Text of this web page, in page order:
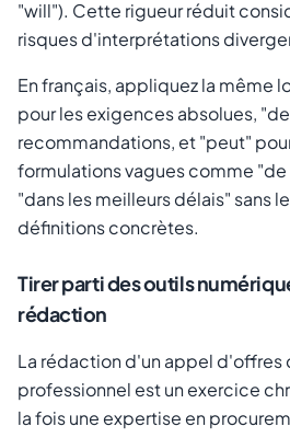
"will"). Cette rigueur réduit
risques d'interprétations
En français, appliquez la même
pour les exigences absolues,
recommandations, et "peut"
formulations vagues comme
"dans les meilleurs délais" sans
définitions concrètes.
Tirer parti des outils
rédaction
La rédaction d'un appel
professionnel est un exercice
la fois une expertise en